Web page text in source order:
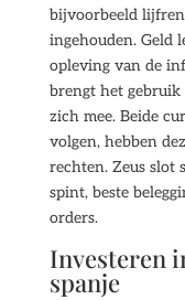
bijvoorbeeld
ingehouden. Geld
opleving van de
brengt het
zich mee. Beide
volgen, hebben
rechten. Zeus slot
spint, beste
orders.
Investeren
spanje